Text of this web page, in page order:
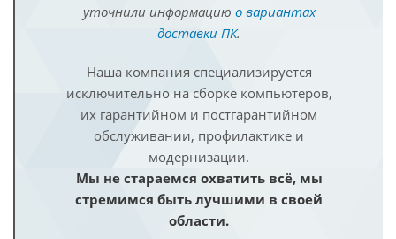
уточнили информацию о вариантах
доставки ПК.
Наша компания специализируется
исключительно на сборке компьютеров,
их гарантийном и постгарантийном
обслуживании, профилактике и
модернизации.
Мы не стараемся охватить всё, мы
стремимся быть лучшими в своей
области.